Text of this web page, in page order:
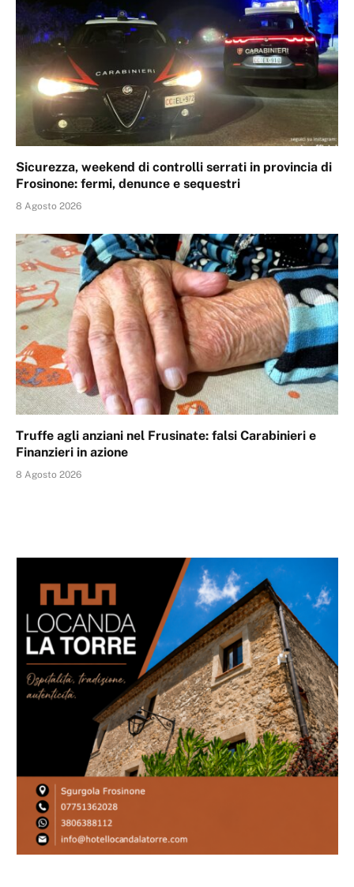
Sicurezza, weekend di controlli serrati in provincia di
Frosinone: fermi, denunce e sequestri
8 Agosto 2026
Truffe agli anziani nel Frusinate: falsi Carabinieri e
Finanzieri in azione
8 Agosto 2026